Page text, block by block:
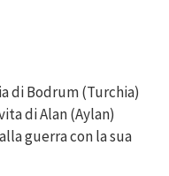
di Bodrum (Turchia)
di Alan (Aylan)
guerra con la sua